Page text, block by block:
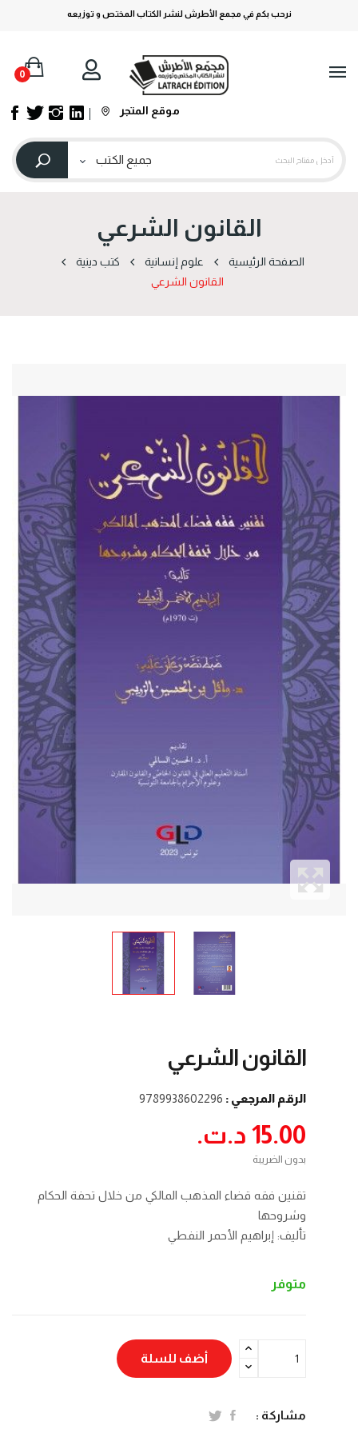
نرحب بكم في مجمع الأطرش لنشر الكتاب المختص و توزيعه
0
موقع المتجر
القانون الشرعي
الصفحة الرئيسية علوم إنسانية
كتب دينية
القانون الشرعي
القانون الشرعي
الرقم المرجعي : 9789938602296
15.00 د.ت.‏
بدون الضريبة
تقنين فقه قضاء المذهب المالكي من خلال تحفة الحكام
وشروحها
تأليف: إبراهيم الأحمر النفطي
متوفر
أضف للسلة
مشاركة :